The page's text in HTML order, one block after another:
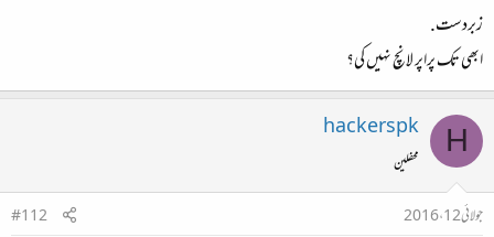
زبردست.
ابھی تک پراپر لانچ نہیں کی؟
H
hackerspk
محفلین
جولائی 12، 2016
#112